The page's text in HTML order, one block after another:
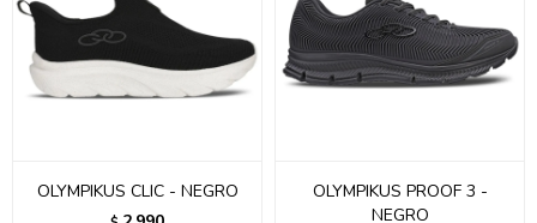
OLYMPIKUS CLIC - NEGRO
OLYMPIKUS PROOF 3 -
NEGRO